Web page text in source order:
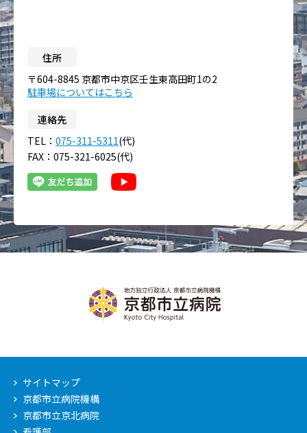
住所
〒604-8845 京都市中京区壬生東高田町1の2
駐車場についてはこちら
連絡先
TEL： 075-311-5311(代)
FAX：075-321-6025(代)
サイトマップ
京都市立病院機構
京都市立京北病院